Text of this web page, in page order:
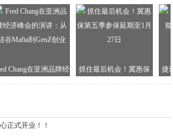
Chang在亚洲品牌经
峰会的演讲：从硅谷
抓住最后机会！冀惠保
第五季参保延期至1月27
捷
正式开业！！